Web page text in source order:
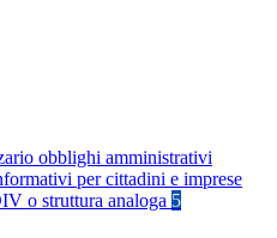
obblighi amministrativi
per cittadini e imprese
o struttura analoga 5